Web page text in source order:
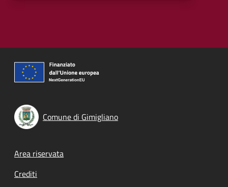
Comune di Gimigliano
Footer menu
Area riservata
Crediti